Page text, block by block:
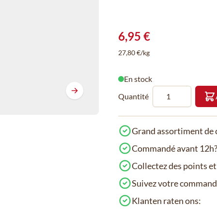
6,95 €
27,80 €/kg
En stock
Quantité
Grand assortiment de
Commandé avant
Collectez des points
Suivez votre
Klanten raten ons: